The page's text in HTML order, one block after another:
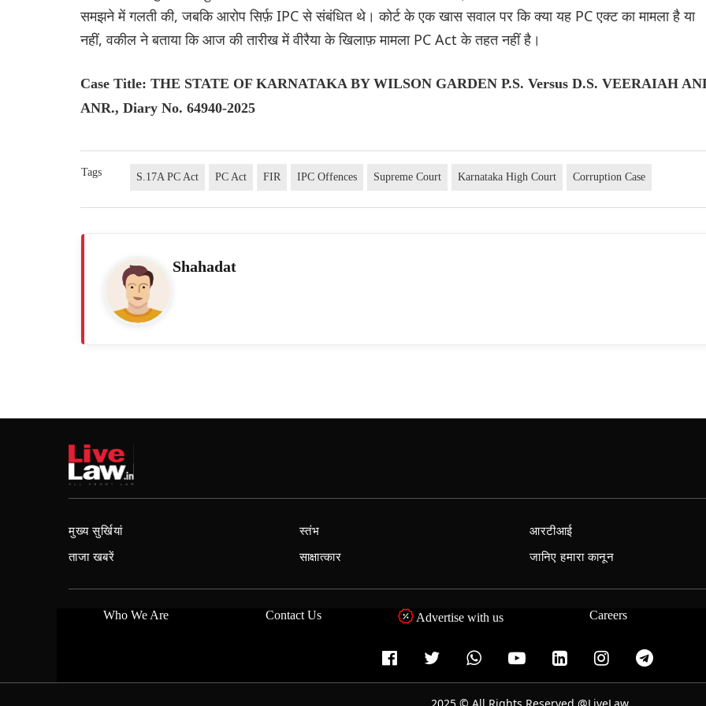
समझने में गलती की, जबकि आरोप सिर्फ़ IPC से संबंधित थे। कोर्ट के एक खास सवाल पर कि क्या यह PC एक्ट का मामला है या
नहीं, वकील ने बताया कि आज की तारीख में वीरैया के खिलाफ़ मामला PC Act के तहत नहीं है।
Case Title: THE STATE OF KARNATAKA BY WILSON GARDEN P.S. Versus D.S. VEERAIAH
ANR., Diary No. 64940-2025
Tags S.17A PC Act PC Act FIR IPC Offences Supreme Court Karnataka High Court Corruption Case
Shahadat
मुख्य सुर्खियां
ताजा खबरें
स्तंभ
साक्षात्कार
आरटीआई
जानिए हमारा कानून
Who We Are Contact Us Advertise with us Careers